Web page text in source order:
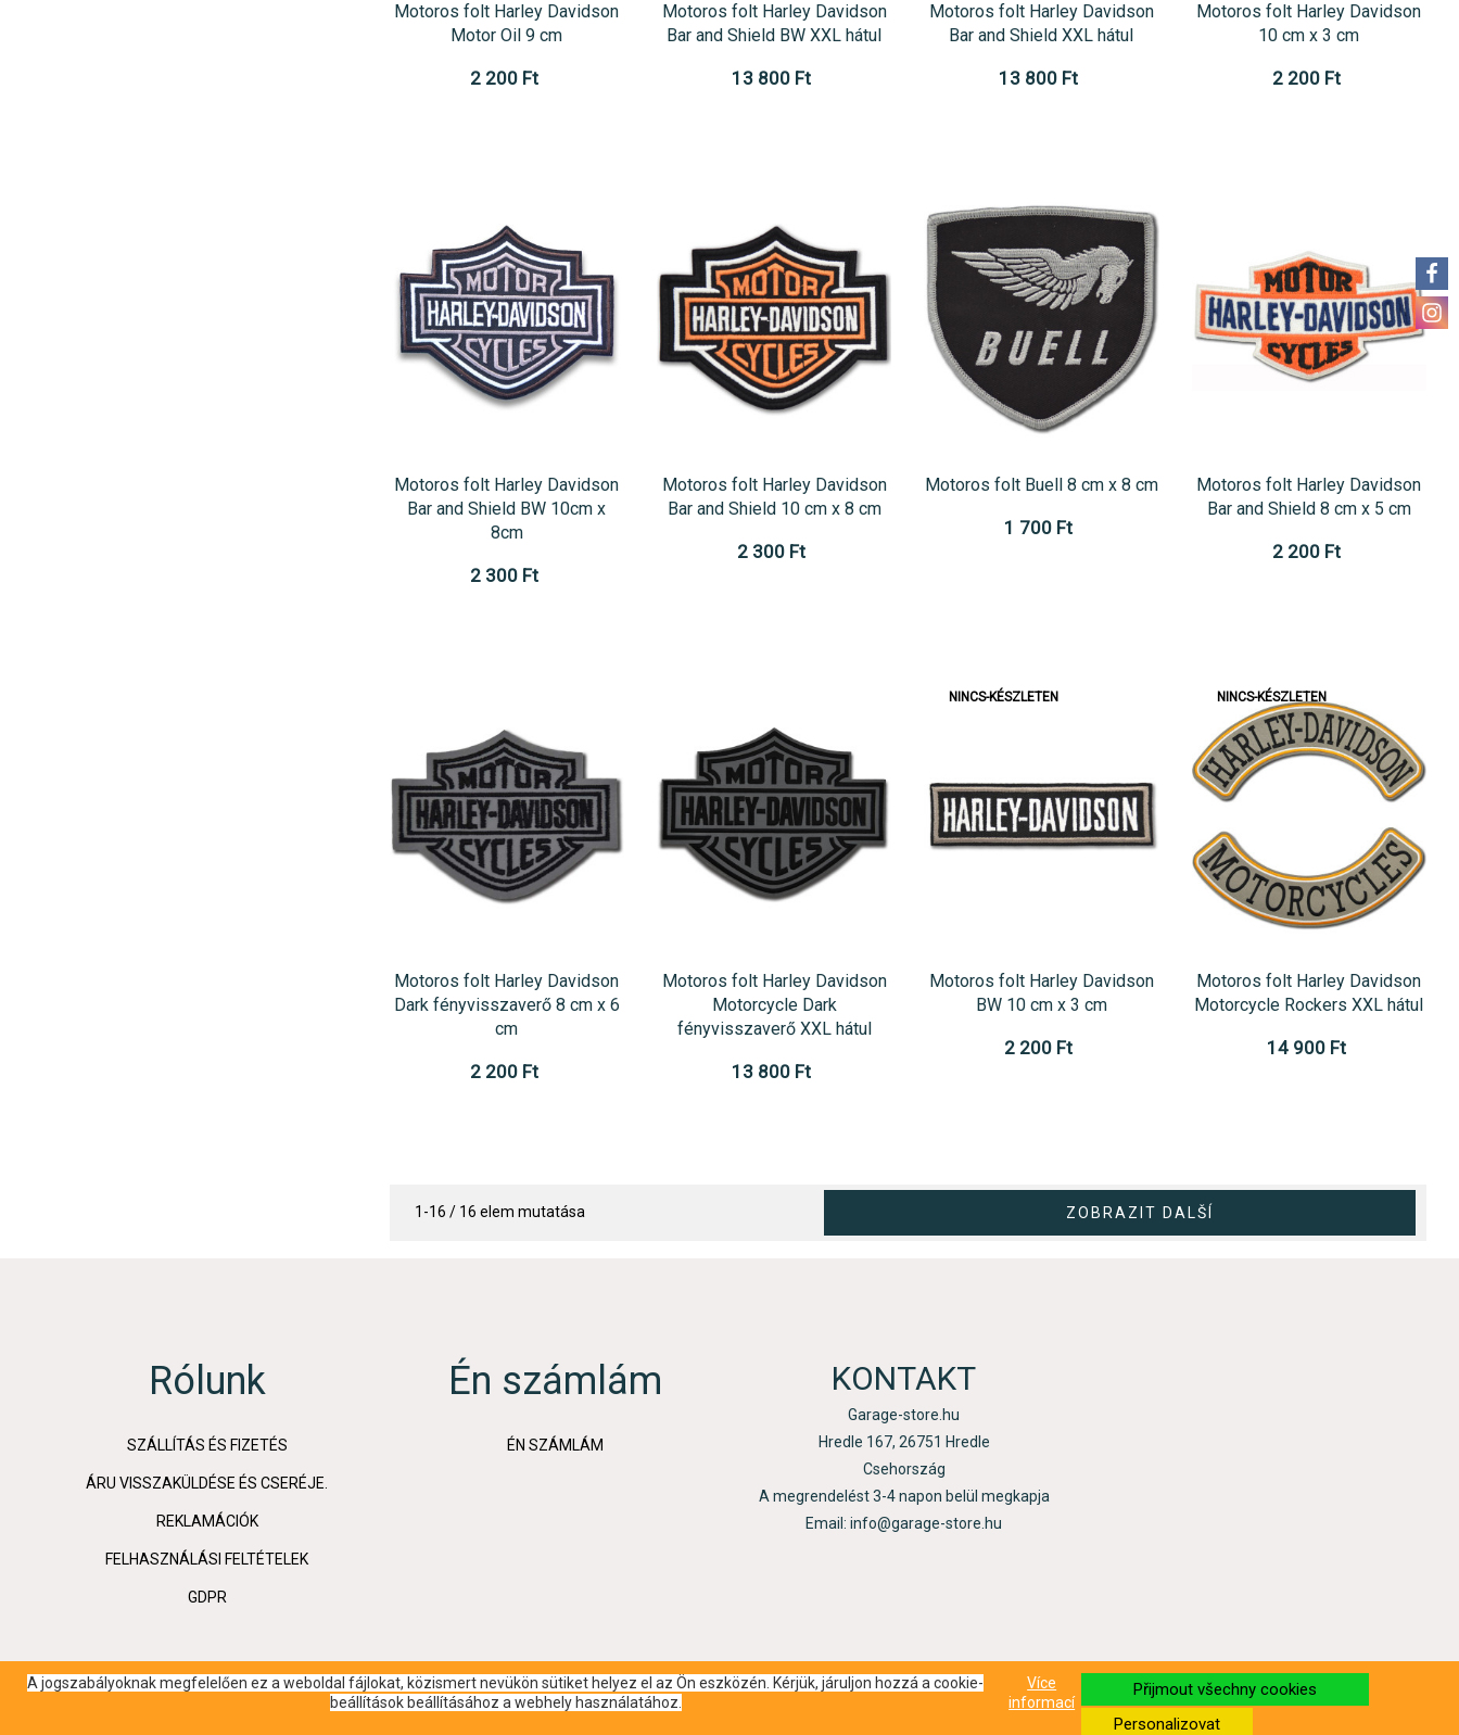
A jogszabályoknak megfelelően ez a weboldal fájlokat, közismert nevükön sütiket helyez el az Ön eszközén. Kérjük, járuljon hozzá a cookie-
beállítások beállításához a webhely használatához.
Více
informací
Přijmout všechny cookies
Personalizovat
Motoros folt Harley Davidson
Motor Oil 9 cm
2 200 Ft
Motoros folt Harley Davidson
Bar and Shield BW XXL hátul
13 800 Ft
Motoros folt Harley Davidson
Bar and Shield XXL hátul
13 800 Ft
Motoros folt Harley Davidson
10 cm x 3 cm
2 200 Ft
Motoros folt Harley Davidson
Bar and Shield BW 10cm x
8cm
2 300 Ft
Motoros folt Harley Davidson
Bar and Shield 10 cm x 8 cm
2 300 Ft
Motoros folt Buell 8 cm x 8 cm
1 700 Ft
Motoros folt Harley Davidson
Bar and Shield 8 cm x 5 cm
2 200 Ft
Motoros folt Harley Davidson
Dark fényvisszaverő 8 cm x 6
cm
2 200 Ft
Motoros folt Harley Davidson
Motorcycle Dark
fényvisszaverő XXL hátul
13 800 Ft
NINCS-KÉSZLETEN
Motoros folt Harley Davidson
BW 10 cm x 3 cm
2 200 Ft
NINCS-KÉSZLETEN
Motoros folt Harley Davidson
Motorcycle Rockers XXL hátul
14 900 Ft
1-16 / 16 elem mutatása
Rólunk
SZÁLLÍTÁS ÉS FIZETÉS
ÁRU VISSZAKÜLDÉSE ÉS CSERÉJE.
REKLAMÁCIÓK
FELHASZNÁLÁSI FELTÉTELEK
GDPR
Én számlám
ÉN SZÁMLÁM
KONTAKT
Garage-store.hu
Hredle 167, 26751 Hredle
Csehország
A megrendelést 3-4 napon belül megkapja
Email: info@garage-store.hu